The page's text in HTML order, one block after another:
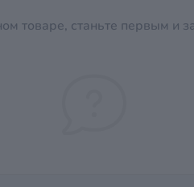
товаре, станьте первым и